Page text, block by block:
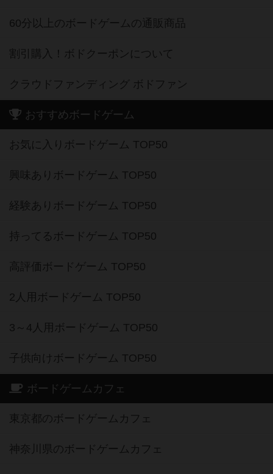
60分以上のボードゲームの通販商品
割引購入！ボドクーポンについて
クラウドファンディング ボドファン
おすすめボードゲーム
お気に入りボードゲーム TOP50
興味ありボードゲーム TOP50
経験ありボードゲーム TOP50
持ってるボードゲーム TOP50
高評価ボードゲーム TOP50
2人用ボードゲーム TOP50
3～4人用ボードゲーム TOP50
子供向けボードゲーム TOP50
ボードゲームカフェ
東京都のボードゲームカフェ
神奈川県のボードゲームカフェ